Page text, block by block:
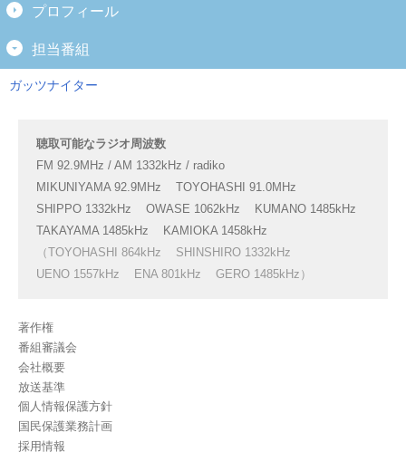
プロフィール
担当番組
ガッツナイター
聴取可能なラジオ周波数
FM 92.9MHz / AM 1332kHz / radiko
MIKUNIYAMA 92.9MHz
TOYOHASHI 91.0MHz
SHIPPO 1332kHz
OWASE 1062kHz
KUMANO 1485kHz
TAKAYAMA 1485kHz
KAMIOKA 1458kHz
（TOYOHASHI 864kHz
SHINSHIRO 1332kHz
UENO 1557kHz
ENA 801kHz GERO 1485kHz）
著作権
番組審議会
会社概要
放送基準
個人情報保護方針
国民保護業務計画
採用情報